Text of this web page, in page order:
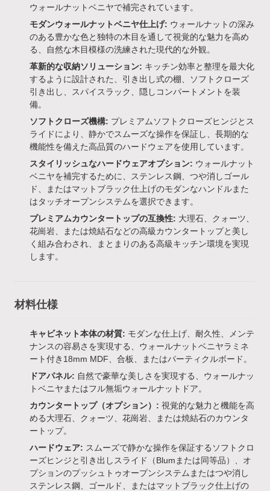
ウォールナットベニヤで補完されています。
モダンウォールナットベニヤ仕上げ: ウォールナットの深み
のある豊かな色と独特の木目を通して視覚的な魅力を高め
る、自然な木目模様の洗練された現代的な外観。
革新的な収納ソリューション: キッチン効率と整理を最大化
するように設計された、引き出し式の棚、ソフトクローズ
引き出し、スパイスラック、隠しコンパートメントを装
備。
ソフトクローズ機構: プレミアムソフトクローズヒンジとス
ライドにより、静かでスムーズな操作を保証し、長期的な
機能性を備えた高品質のハードウェアを使用しています。
スタイリッシュなハードウェアオプション: ウォールナット
ベニヤを補完するために、ステンレス鋼、つや消しゴール
ド、またはマットブラック仕上げのモダンなハンドルまた
はタッチオープンシステムを選択できます。
プレミアムカウンタートップの互換性: 大理石、クォーツ、
花崗岩、または焼結石などの高級カウンタートップと美し
く組み合わされ、まとまりのある高級キッチン環境を実現
します。
材料仕様
キャビネット本体の材質: モダンな仕上げ、耐久性、メンテ
ナンスの容易さを実現する、ウォールナットベニヤラミネ
ート付き18mm MDF、合板、またはパーティクルボード。
ドアパネル: 自然で豪華な美しさを実現する、ウォールナッ
トベニヤまたはフル無垢ウォールナットドア。
カウンタートップ（オプション）: 視覚的な魅力と機能を高
める大理石、クォーツ、花崗岩、または焼結石のカウンタ
ートップ。
ハードウェア: スムーズで静かな操作を保証するソフトクロ
ーズヒンジと引き出しスライド（Blumまたは同等品）、オ
プションのプッシュトゥオープンシステムまたはつや消し
ステンレス鋼、ゴールド、またはマットブラック仕上げの